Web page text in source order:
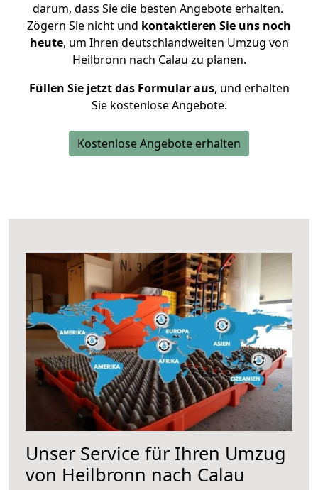
darum, dass Sie die besten Angebote erhalten.
Zögern Sie nicht und kontaktieren Sie uns noch
heute, um Ihren deutschlandweiten Umzug von
Heilbronn nach Calau zu planen.
Füllen Sie jetzt das Formular aus, und erhalten
Sie kostenlose Angebote.
Kostenlose Angebote erhalten
Unser Service für Ihren Umzug
von Heilbronn nach Calau